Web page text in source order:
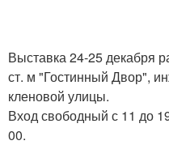
Выставка 24-25 декабря
ст. м "Гостинный Двор",
кленовой улицы.
Вход свободный с 11 до
00.